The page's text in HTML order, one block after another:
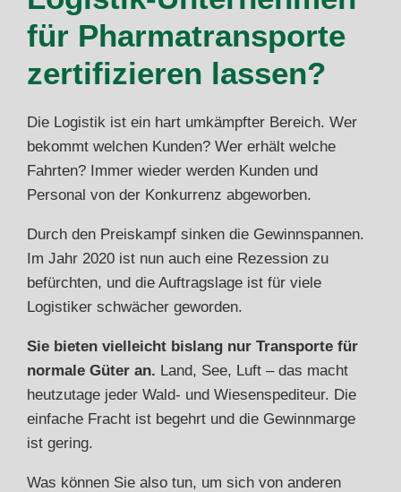
für Pharmatransporte
zertifizieren lassen?
Die Logistik ist ein hart umkämpfter Bereich. Wer
bekommt welchen Kunden? Wer erhält welche
Fahrten? Immer wieder werden Kunden und
Personal von der Konkurrenz abgeworben.
Durch den Preiskampf sinken die Gewinnspannen.
Im Jahr 2020 ist nun auch eine Rezession zu
befürchten, und die Auftragslage ist für viele
Logistiker schwächer geworden.
Sie bieten vielleicht bislang nur Transporte für
normale Güter an. Land, See, Luft – das macht
heutzutage jeder Wald- und Wiesenspediteur. Die
einfache Fracht ist begehrt und die Gewinnmarge
ist gering.
Was können Sie also tun, um sich von anderen